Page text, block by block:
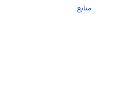
منابع